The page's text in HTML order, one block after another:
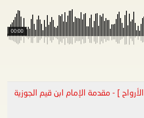
00:00
] - مقدمة الإمام ابن قيم الجوزية